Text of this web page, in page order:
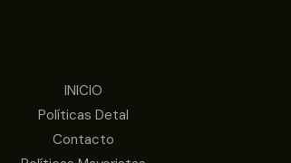
INICIO
Políticas Detal
Contacto